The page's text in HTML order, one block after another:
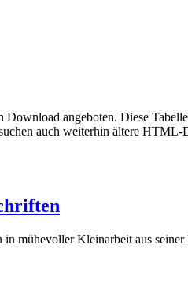
angeboten. Diese
auch weiterhin ältere
mühevoller Kleinarbeit aus